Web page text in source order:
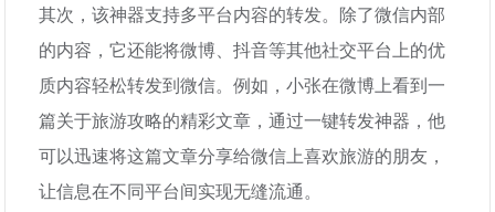
其次，该神器支持多平台内容的转发。除了微信内部
的内容，它还能将微博、抖音等其他社交平台上的优
质内容轻松转发到微信。例如，小张在微博上看到一
篇关于旅游攻略的精彩文章，通过一键转发神器，他
可以迅速将这篇文章分享给微信上喜欢旅游的朋友，
让信息在不同平台间实现无缝流通。